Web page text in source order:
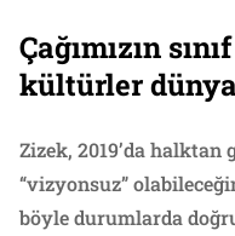
Çağımızın
kültürler
Zizek, 2019’da halktan
“vizyonsuz”
böyle durumlarda